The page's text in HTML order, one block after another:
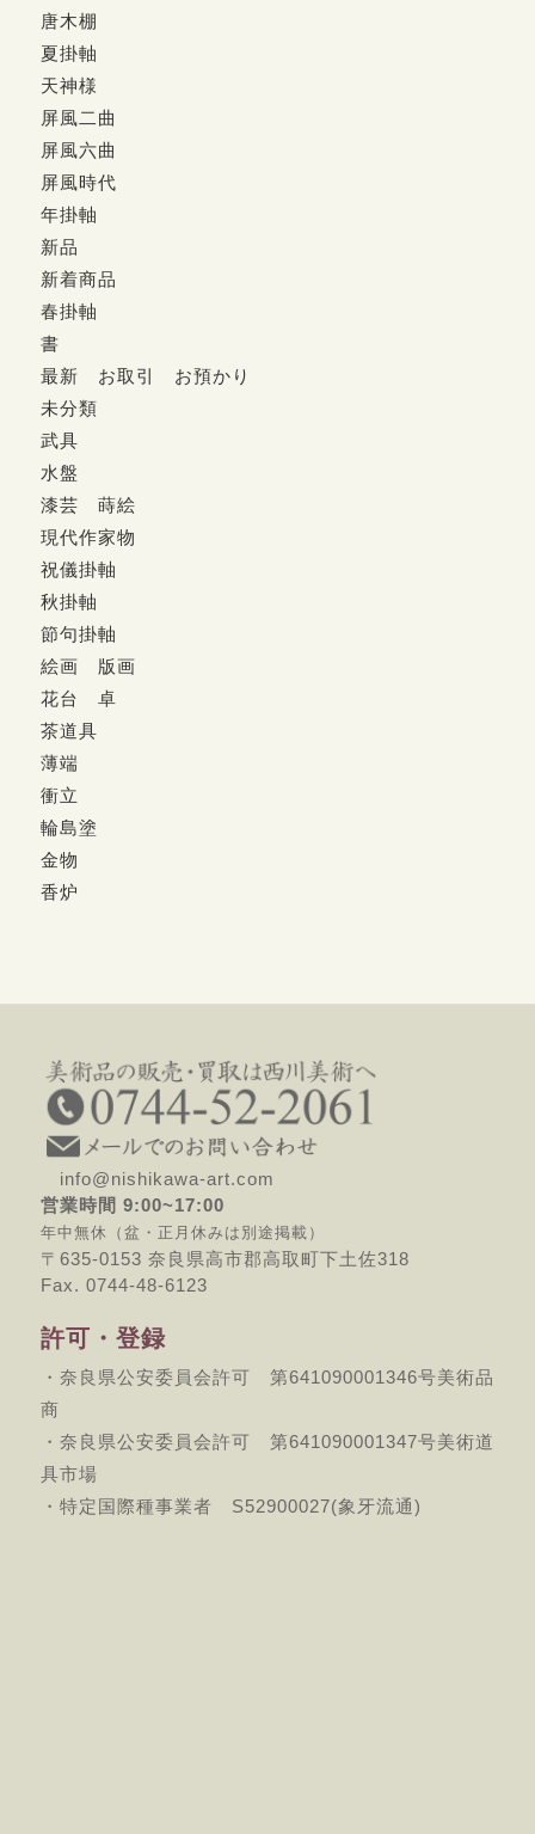
唐木棚
夏掛軸
天神様
屏風二曲
屏風六曲
屏風時代
年掛軸
新品
新着商品
春掛軸
書
最新 お取引 お預かり
未分類
武具
水盤
漆芸 蒔絵
現代作家物
祝儀掛軸
秋掛軸
節句掛軸
絵画 版画
花台 卓
茶道具
薄端
衝立
輪島塗
金物
香炉
info@nishikawa-art.com
営業時間 9:00~17:00
年中無休（盆・正月休みは別途掲載）
〒635-0153 奈良県高市郡高取町下土佐318
Fax. 0744-48-6123
許可・登録
・奈良県公安委員会許可 第641090001346号美術品
商
・奈良県公安委員会許可 第641090001347号美術道
具市場
・特定国際種事業者 S52900027(象牙流通)